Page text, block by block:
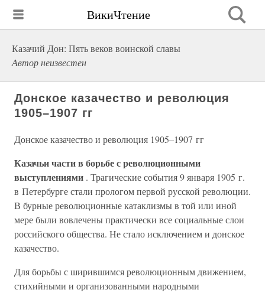
ВикиЧтение
Казачий Дон: Пять веков воинской славы
Автор неизвестен
Донское казачество и революция
1905–1907 гг
Донское казачество и революция 1905–1907 гг
Казачьи части в борьбе с революционными
выступлениями . Трагические события 9 января 1905 г.
в Петербурге стали прологом первой русской революции.
В бурные революционные катаклизмы в той или иной
мере были вовлечены практически все социальные слои
российского общества. Не стало исключением и донское
казачество.
Для борьбы с ширившимся революционным движением,
стихийными и организованными народными